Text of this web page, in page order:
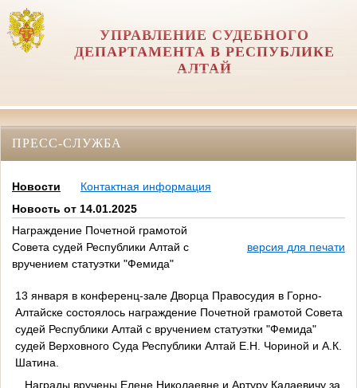
УПРАВЛЕНИЕ СУДЕБНОГО
ДЕПАРТАМЕНТА В РЕСПУБЛИКЕ
АЛТАЙ
ПРЕСС-СЛУЖБА
Новости
Контактная информация
Новость от 14.01.2025
Награждение Почетной грамотой
Совета судей Республики Алтай с
вручением статуэтки "Фемида"
версия для печати
13 января в конференц-зале Дворца Правосудия в Горно-
Алтайске состоялось награждение Почетной грамотой Совета
судей Республики Алтай с вручением статуэтки "Фемида"
судей Верховного Суда Республики Алтай Е.Н. Чориной и А.К.
Шатина.
Награды вручены Елене Николаевне и Артуру Калаевичу за